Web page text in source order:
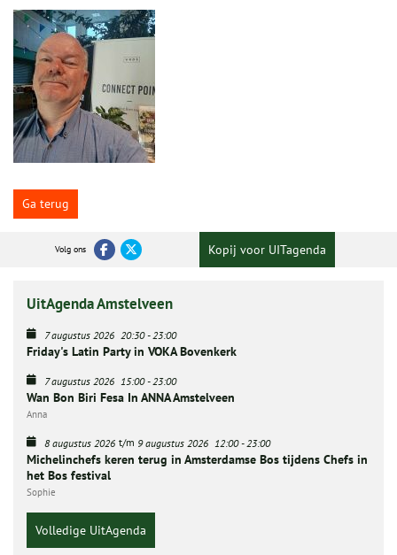
Ga terug
Volg ons Kopij voor UITagenda
UitAgenda Amstelveen
7 augustus 2026 20:30-23:00
Friday's Latin Party in VOKA Bovenkerk
7 augustus 2026 15:00-23:00
Wan Bon Biri Fesa In ANNA Amstelveen
Anna
8 augustus 2026 t/m 9 augustus 2026 12:00-23:00
Michelinchefs keren terug in Amsterdamse Bos tijdens Chefs in
het Bos festival
Sophie
Volledige UitAgenda